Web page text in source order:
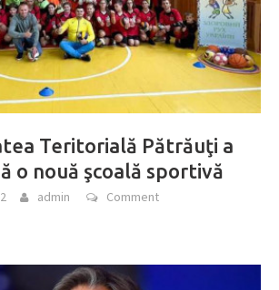
Teritorială Pătrăuţi a
o nouă şcoală sportivă
admin Comment